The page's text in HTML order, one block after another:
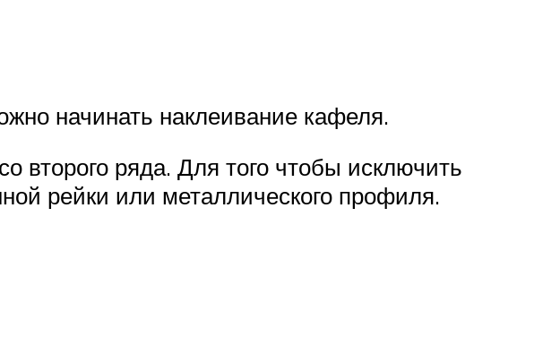
начинать наклеивание кафеля.
второго ряда. Для того чтобы исключить
рейки или металлического профиля.